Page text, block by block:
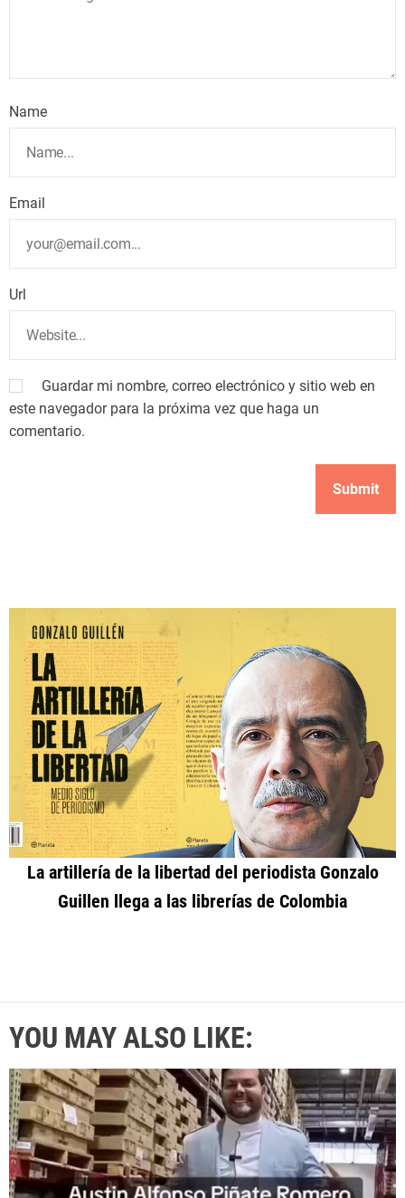
Name
Email
Url
Guardar mi nombre, correo electrónico y sitio web en
este navegador para la próxima vez que haga un
comentario.
La artillería de la libertad del periodista Gonzalo
Guillen llega a las librerías de Colombia
YOU MAY ALSO LIKE: